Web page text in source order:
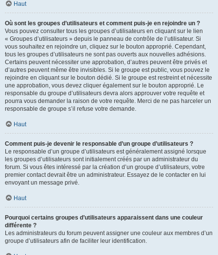
Haut
Où sont les groupes d’utilisateurs et comment puis-je en rejoindre un ?
Vous pouvez consulter tous les groupes d’utilisateurs en cliquant sur le lien
« Groupes d’utilisateurs » depuis le panneau de contrôle de l’utilisateur. Si
vous souhaitez en rejoindre un, cliquez sur le bouton approprié. Cependant,
tous les groupes d’utilisateurs ne sont pas ouverts aux nouvelles adhésions.
Certains peuvent nécessiter une approbation, d’autres peuvent être privés et
d’autres peuvent même être invisibles. Si le groupe est public, vous pouvez le
rejoindre en cliquant sur le bouton dédié. Si le groupe est restreint et nécessite
une approbation, vous devez cliquer également sur le bouton approprié. Le
responsable du groupe d’utilisateurs devra alors approuver votre requête et
pourra vous demander la raison de votre requête. Merci de ne pas harceler un
responsable de groupe s’il refuse votre demande.
Haut
Comment puis-je devenir le responsable d’un groupe d’utilisateurs ?
Le responsable d’un groupe d’utilisateurs est généralement assigné lorsque
les groupes d’utilisateurs sont initialement créés par un administrateur du
forum. Si vous êtes intéressé par la création d’un groupe d’utilisateurs, votre
premier contact devrait être un administrateur. Essayez de le contacter en lui
envoyant un message privé.
Haut
Pourquoi certains groupes d’utilisateurs apparaissent dans une couleur
différente ?
Les administrateurs du forum peuvent assigner une couleur aux membres d’un
groupe d’utilisateurs afin de faciliter leur identification.